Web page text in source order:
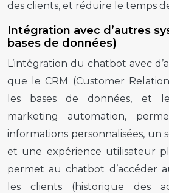
des clients, et réduire le temps
Intégration avec d’autres
bases de données)
L’intégration du chatbot avec
que le CRM (Customer
les bases de données, et
marketing automation,
informations personnalisées, un
et une expérience utilisateur
permet au chatbot d’accéder
les clients (historique des